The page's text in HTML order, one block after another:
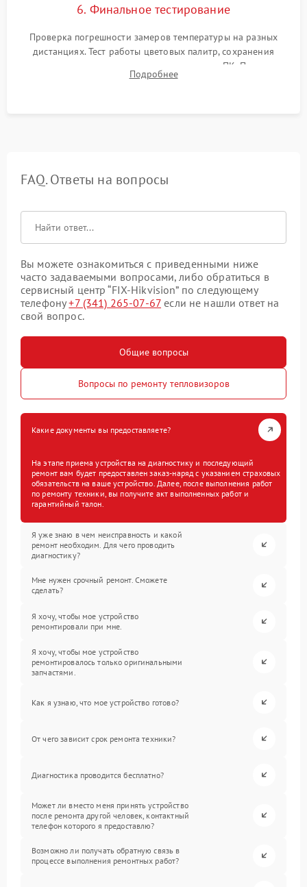
6. Финальное тестирование
Проверка погрешности замеров температуры на разных
дистанциях. Тест работы цветовых палитр, сохранения
термограмм в память и передачи данных на ПК. Проверка
автономности работы и итоговый контроль качества.
Подробнее
FAQ. Ответы на вопросы
Вы можете ознакомиться с приведенными ниже
часто задаваемыми вопросами, либо обратиться в
сервисный центр “FIX-Hikvision” по следующему
телефону+7 (341) 265-07-67 если не нашли ответ на
свой вопрос.
Общие вопросы
Вопросы по ремонту тепловизоров
Какие документы вы предоставляете?
На этапе приема устройства на диагностику и последующий
ремонт вам будет предоставлен заказ-наряд с указанием страховых
обязательств на ваше устройство. Далее, после выполнения работ
по ремонту техники, вы получите акт выполненных работ и
гарантийный талон.
Я уже знаю в чем неисправность и какой
ремонт необходим. Для чего проводить
диагностику?
Мне нужен срочный ремонт. Сможете
сделать?
Я хочу, чтобы мое устройство
ремонтировали при мне.
Я хочу, чтобы мое устройство
ремонтировалось только оригинальными
запчастями.
Как я узнаю, что мое устройство готово?
От чего зависит срок ремонта техники?
Диагностика проводится бесплатно?
Может ли вместо меня принять устройство
после ремонта другой человек, контактный
телефон которого я предоставлю?
Возможно ли получать обратную связь в
процессе выполнения ремонтных работ?